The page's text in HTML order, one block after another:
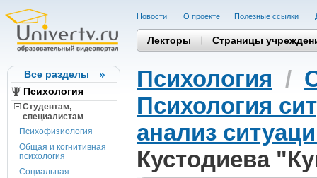
Все разделы
Психология
Студентам,
cпециалистам
Психофизиология
Общая и когнитивная
психология
Социальная
Новости О проекте Полезные cсылки
Лекторы Страницы
Психология /
Психология
анализ
Кустодиева